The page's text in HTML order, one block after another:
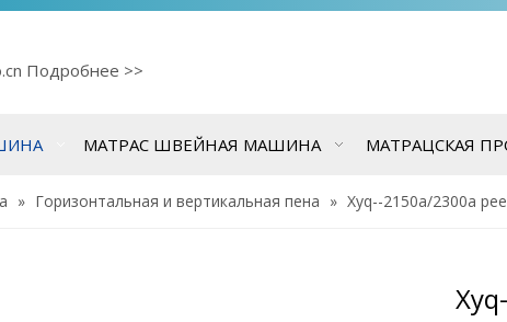
Подробнее >>
МАТРАС ШВЕЙНАЯ МАШИНА МАТРАЦСКАЯ
» Горизонтальная и вертикальная пена » Xyq--2150a/2300a